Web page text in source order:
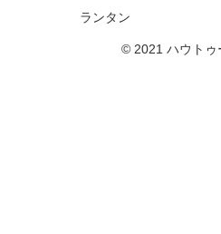
ランタン
© 2021 ハウトゥ